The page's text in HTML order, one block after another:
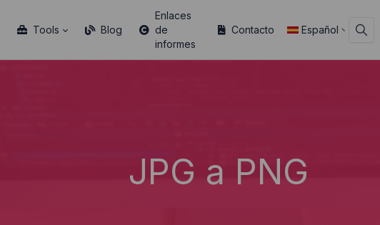
Tools Blog
Enlaces
de
informes
Contacto Español
JPG a PNG